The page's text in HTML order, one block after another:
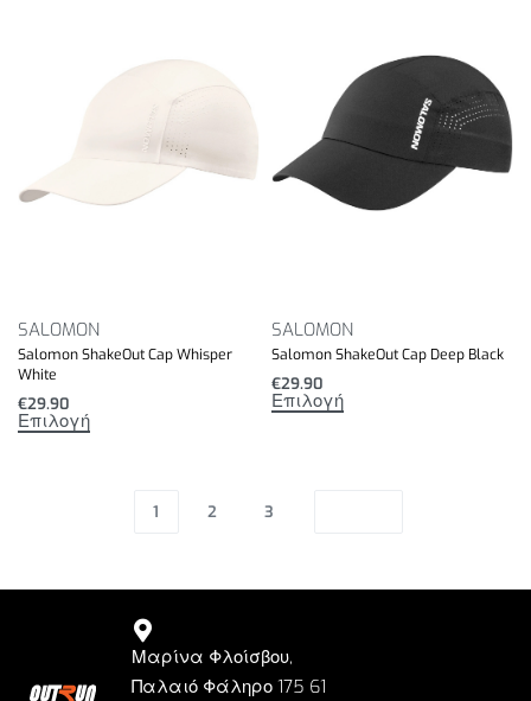
SALOMON
Salomon ShakeOut Cap Whisper
White
€29.90
Επιλογή
SALOMON
Salomon ShakeOut Cap Deep Black
€29.90
Επιλογή
1 2 3
Μαρίνα Φλοίσβου,
Παλαιό Φάληρο 175 61